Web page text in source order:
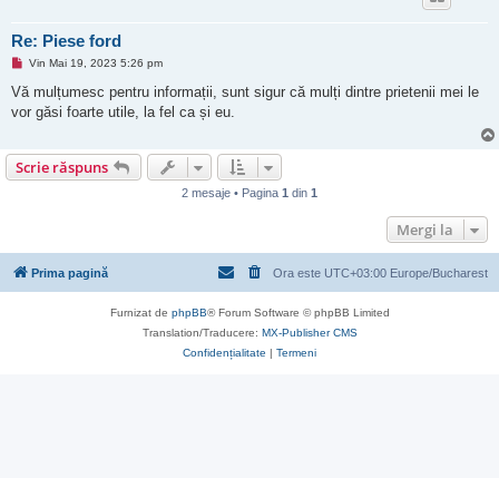
Re: Piese ford
M
s
j
c
i
t
Vin Mai 19, 2023 5:26 pm
Vă mulțumesc pentru informații, sunt sigur că mulți dintre prietenii mei le
vor găsi foarte utile, la fel ca și eu.
Scrie răspuns
2 mesaje • Pagina 1 din 1
Mergi la
Prima pagină Ora este UTC+03:00 Europe/Bucharest
Furnizat de phpBB® Forum Software © phpBB Limited
Translation/Traducere: MX-Publisher CMS
Confidențialitate | Termeni